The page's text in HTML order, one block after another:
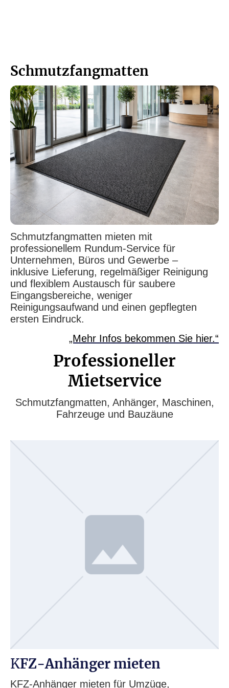
Schmutzfangmatten
Schmutzfangmatten mieten mit
professionellem Rundum-Service für
Unternehmen, Büros und Gewerbe –
inklusive Lieferung, regelmäßiger Reinigung
und flexiblem Austausch für saubere
Eingangsbereiche, weniger
Reinigungsaufwand und einen gepflegten
ersten Eindruck.
„Mehr Infos bekommen Sie hier.“
Professioneller
Mietservice
Schmutzfangmatten, Anhänger, Maschinen,
Fahrzeuge und Bauzäune
KFZ-Anhänger mieten
KFZ-Anhänger mieten für Umzüge,